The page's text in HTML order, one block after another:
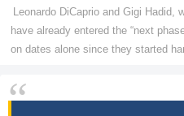
Leonardo DiCaprio and Gigi Hadid,
have already entered the “next
on dates alone since they started